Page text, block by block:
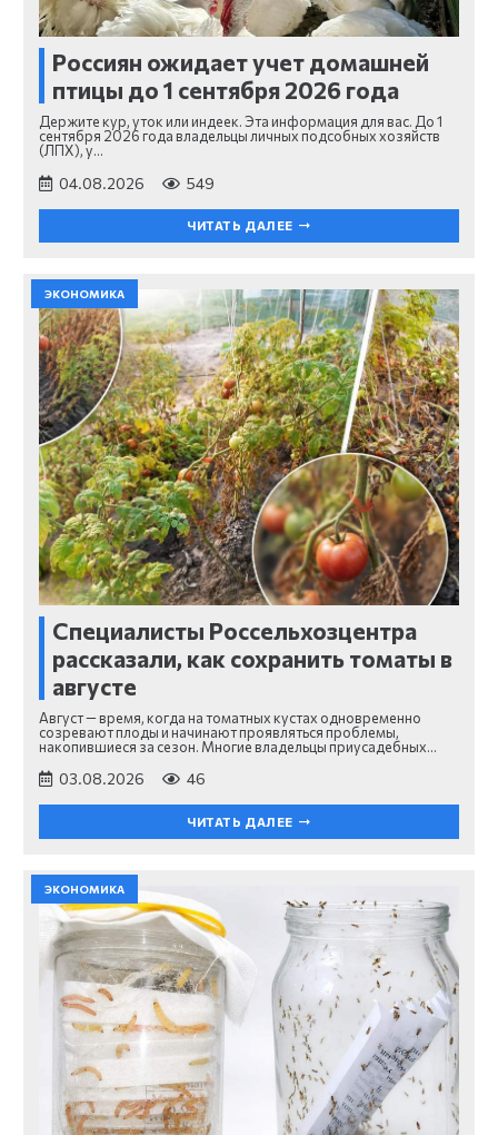
Россиян ожидает учет домашней
птицы до 1 сентября 2026 года
Держите кур, уток или индеек. Эта информация для вас. До 1
сентября 2026 года владельцы личных подсобных хозяйств
(ЛПХ), у…
04.08.2026 549
ЧИТАТЬ ДАЛЕЕ
ЭКОНОМИКА
Специалисты Россельхозцентра
рассказали, как сохранить томаты в
августе
Август — время, когда на томатных кустах одновременно
созревают плоды и начинают проявляться проблемы,
накопившиеся за сезон. Многие владельцы приусадебных…
03.08.2026 46
ЧИТАТЬ ДАЛЕЕ
ЭКОНОМИКА